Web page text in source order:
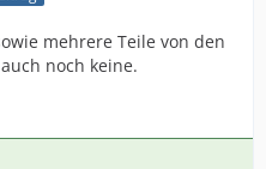
mehrere Teile von den
noch keine.